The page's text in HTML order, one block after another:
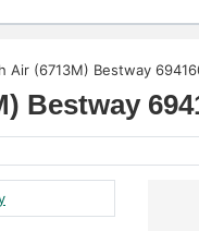
Air (6713M) Bestway
Bestway